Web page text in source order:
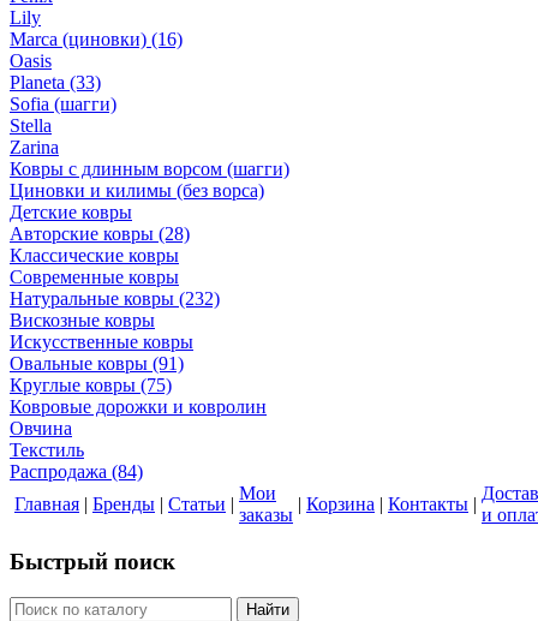
Lily
Marca (циновки) (16)
Oasis
Planeta (33)
Sofia (шагги)
Stella
Zarina
Ковры с длинным ворсом (шагги)
Циновки и килимы (без ворса)
Детские ковры
Авторские ковры (28)
Классические ковры
Современные ковры
Натуральные ковры (232)
Вискозные ковры
Искусственные ковры
Овальные ковры (91)
Круглые ковры (75)
Ковровые дорожки и ковролин
Овчина
Текстиль
Распродажа (84)
Главная | Бренды | Статьи |
Мои
заказы
| Корзина | Контакты |
и
Быстрый поиск
Найти